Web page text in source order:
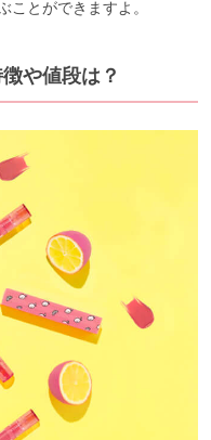
ことができますよ。
や値段は？